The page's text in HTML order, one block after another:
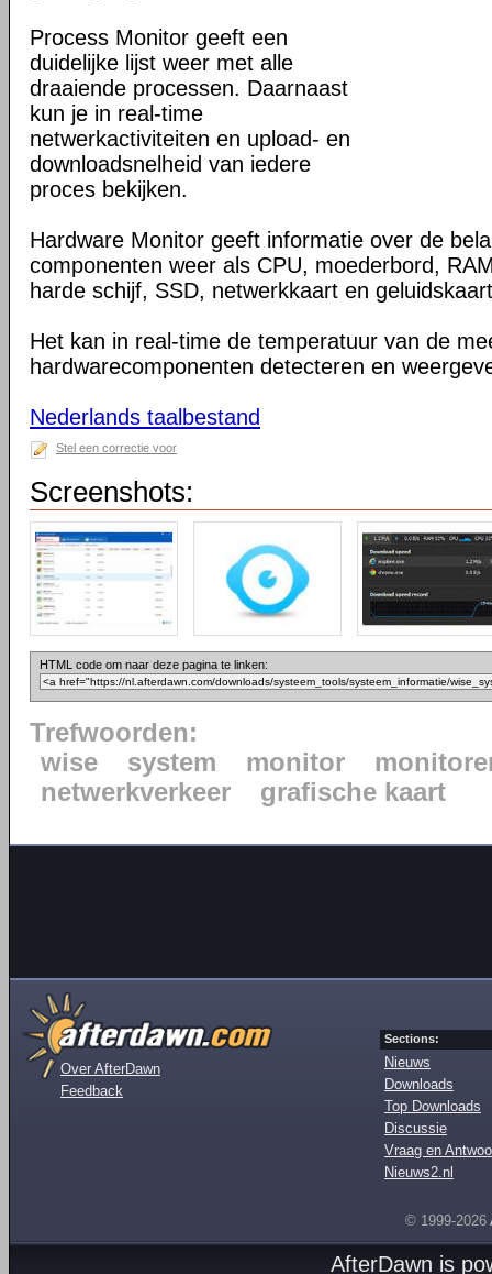
Process Monitor geeft een
duidelijke lijst weer met alle
draaiende processen. Daarnaast
kun je in real-time
netwerkactiviteiten en upload- en
downloadsnelheid van iedere
proces bekijken.
Hardware Monitor geeft informatie over de
componenten weer als CPU, moederbord,
harde schijf, SSD, netwerkkaart en
Het kan in real-time de temperatuur van de
hardwarecomponenten detecteren en
Nederlands taalbestand
Stel een correctie voor
Screenshots:
HTML code om naar deze pagina te linken:
Trefwoorden:
wise
system monitor
netwerkverkeer
grafische kaart
Over AfterDawn
Feedback
Sections:
Nieuws
Downloads
Top Downloads
Discussie
Vraag en
Nieuws2.nl
© 1999-2026
AfterDawn is